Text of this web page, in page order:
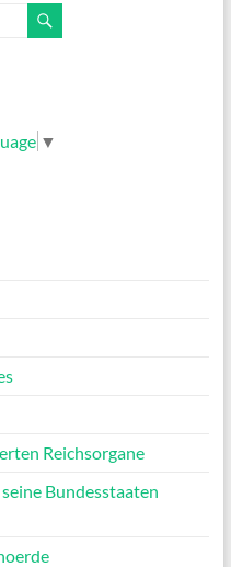
▼
Reichsorgane
Bundesstaaten